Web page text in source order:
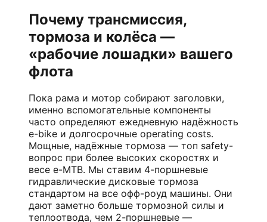
Почему трансмиссия,
тормоза и колёса —
«рабочие лошадки» вашего
флота
Пока рама и мотор собирают заголовки,
именно вспомогательные компоненты
часто определяют ежедневную надёжность
e-bike и долгосрочные operating costs.
Мощные, надёжные тормоза — топ safety-
вопрос при более высоких скоростях и
весе e-MTB. Мы ставим 4-поршневые
гидравлические дисковые тормоза
стандартом на все офф-роуд машины. Они
дают заметно больше тормозной силы и
теплоотвода, чем 2-поршневые —